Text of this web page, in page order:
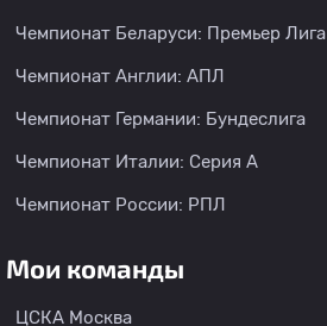
Чемпионат Беларуси: Премьер Лига
Чемпионат Англии: АПЛ
Чемпионат Германии: Бундеслига
Чемпионат Италии: Серия А
Чемпионат России: РПЛ
Мои команды
ЦСКА Москва